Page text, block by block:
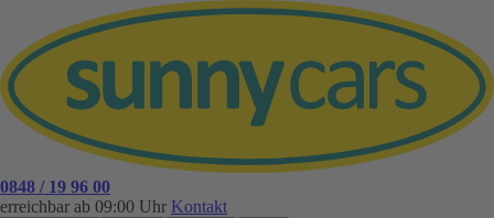
0848 / 19 96 00
erreichbar ab 09:00 Uhr Kontakt